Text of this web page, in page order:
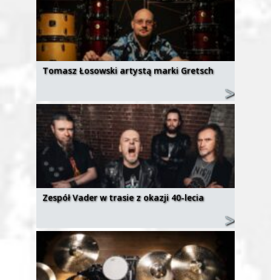
Tomasz Łosowski artystą marki Gretsch
Zespół Vader w trasie z okazji 40-lecia